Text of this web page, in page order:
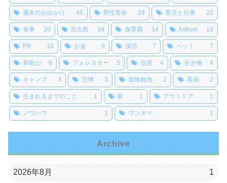
週末のお出かけ 45 男性育休 24 育児と仕事 22
食事 20 宮古島 18 保育園 14 Astrum 13
PR 10 お金 9 保活 7 ペット 7
和歌山 6 フォレスター 5 住居 4 生き物 4
キャンプ 3 万博 3 資格勉強 2 看病 2
生まれるまでのこと 1 家 1 アウトドア 1
ノウハウ 1 ワンオペ 1
Archive
2026年8月 1